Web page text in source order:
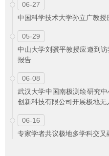
06-27
中国科学技术大学孙立广教
05-29
中山大学刘骥平教授应邀到
报告
06-08
武汉大学中国南极测绘研究
创新科技有限公司开展极地无
06-16
专家学者共议极地多学科交叉